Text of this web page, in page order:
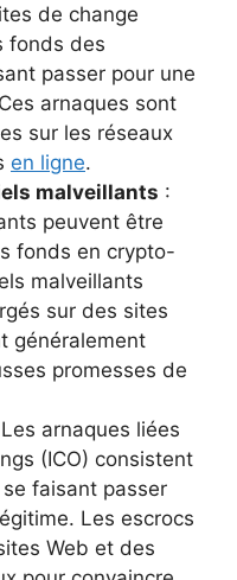
de change
fonds des
passer pour une
arnaques sont
sur les réseaux
en ligne.
malveillants :
peuvent être
fonds en crypto-
malveillants
sur des sites
généralement
promesses de
arnaques liées
(ICO) consistent
faisant passer
Les escrocs
Web et des